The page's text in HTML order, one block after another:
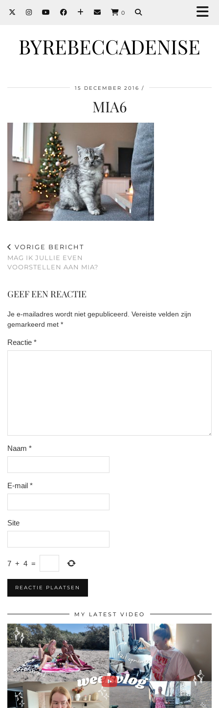
0
BYREBECCADENISE
15 DECEMBER 2016
MIA6
VORIGE BERICHT
MAG IK JULLIE EVEN
VOORSTELLEN AAN MIA?
GEEF EEN REACTIE
Je e-mailadres wordt niet gepubliceerd. Vereiste velden zijn
gemarkeerd met *
Reactie *
Naam *
E-mail *
Site
7 + 4 =
MY LATEST VIDEO